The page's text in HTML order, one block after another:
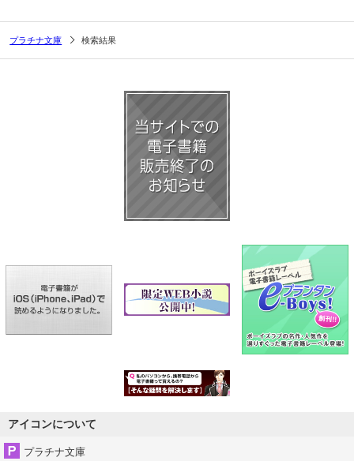
プラチナ文庫 検索結果
アイコンについて
プラチナ文庫